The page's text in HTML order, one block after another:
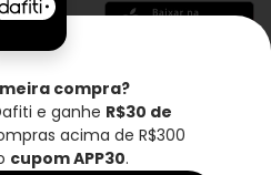
grátis Entrega rápida
compra?
e ganhe R$30 de
acima de R$300
cupom APP30.